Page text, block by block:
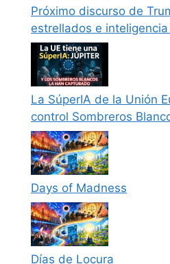
Próximo discurso de
estrellados e
La SúperIA de la Unión
control Sombreros
Days of Madness
Días de Locura